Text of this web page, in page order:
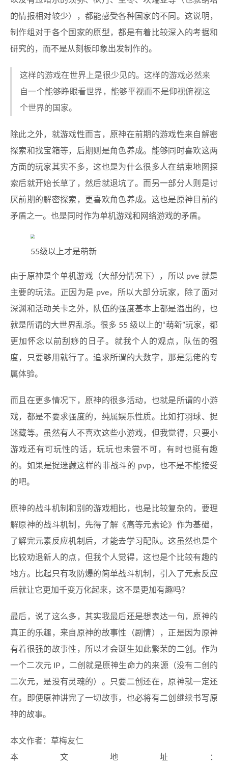
的情报相对较少），都能感受各种国家的不同。这说明，
制作组对于各个国家的原型，都是有着比较深入的考据和
研究的，而不是从刻板印象出发制作的。
这样的游戏在世界上是很少见的。这样的游戏必然来
自一个能够睁眼看世界，能够平视而不是仰视俯视这
个世界的国家。
除此之外，就游戏性而言，原神在前期的游戏性来自解密
探索和找宝箱等，后期则是角色养成。能够同时喜欢这两
方面的玩家其实不多，这也是为什么很多人在结束地图探
索后就开始长草了，然后就退坑了。而另一部分人则是讨
厌前期的解密探索，更喜欢角色养成。这也是原神目前的
矛盾之一。也是同时作为单机游戏和网络游戏的矛盾。
55级以上才是萌新
由于原神是个单机游戏（大部分情况下），所以 pve 就是
主要的玩法。正因为是 pve，所以大部分玩家，除了面对
深渊和活动关卡之外，队伍的强度基本上都是溢出的，也
就是所谓的大世界乱杀。很多 55 级以上的“萌新”玩家，都
更加怀念以前刮痧的日子。就我个人的观点，队伍的强
度，只要够用就行了。追求所谓的大数字，那是氪佬的专
属体验。
而且在更多情况下，原神的很多活动，也就是所谓的小游
戏，都是不要求强度的，纯属娱乐性质。比如打羽球、捉
迷藏等。虽然有人不喜欢这些小游戏，但我觉得，只要小
游戏还有可玩性的话，玩玩也未尝不可，有时也挺有趣
的。如果是捉迷藏这样的非战斗的 pvp，也不是不能接受
的吧。
原神的战斗机制和别的游戏相比，也是比较复杂的，要理
解原神的战斗机制，先得了解《高等元素论》作为基础，
了解完元素反应机制后，才能去学习配队。这虽然也是个
比较劝退新人的点，但我个人觉得，这也是个比较有趣的
地方。比起只有攻防爆的简单战斗机制，引入了元素反应
后就让它更加千变万化起来，这不是更加有趣吗？
最后，说了这么多，其实我最后还是想表达一句，原神的
真正的乐趣，来自原神的故事性（剧情），正是因为原神
有着很强的故事性，所以才会诞生如此繁荣的二创。作为
一个二次元 IP，二创就是原神生命力的来源（没有二创的
二次元，是没有灵魂的）。只要二创还在，原神就一定还
在。即便原神讲完了一切故事，也必将有二创继续书写原
神的故事。
本文作者：草梅友仁
本文地址：